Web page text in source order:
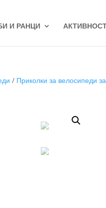
И РАНЦИ
/ Приколки за велосипеди